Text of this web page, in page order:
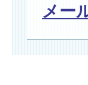
メー